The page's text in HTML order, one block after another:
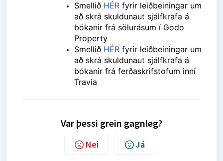
Smellið HÉR fyrir leiðbeiningar um
að skrá skuldunaut sjálfkrafa á
bókanir frá sölurásum í Godo
Property
Smellið HÉR fyrir leiðbeiningar um
að skrá skuldunaut sjálfkrafa á
bókanir frá ferðaskrifstofum inní
Travia
Var þessi grein gagnleg?
Nei Já